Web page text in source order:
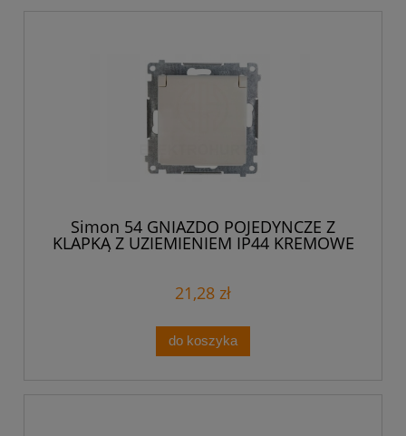
Simon 54 GNIAZDO POJEDYNCZE Z
KLAPKĄ Z UZIEMIENIEM IP44 KREMOWE
21,28 zł
do koszyka